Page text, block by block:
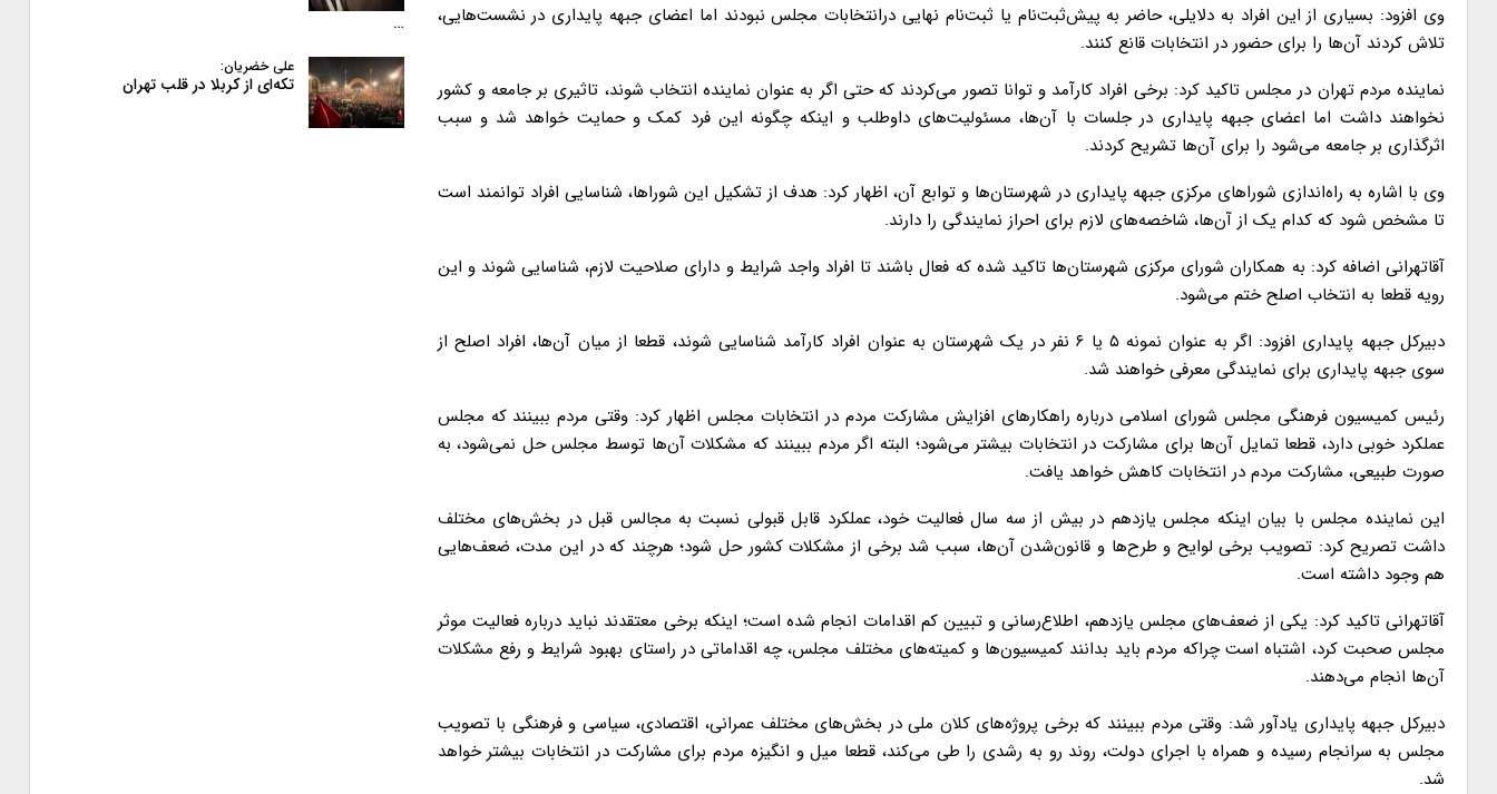
وی افزود: بسیاری از این افراد به دلایلی، حاضر به پیش‌ثبت‌نام یا ثبت‌نام نهایی درانتخابات مجلس نبودند اما اعضای جبهه پایداری در نشست‌هایی،
تلاش کردند آن‌ها را برای حضور در انتخابات قانع کنند.
نماینده مردم تهران در مجلس تاکید کرد: برخی افراد کارآمد و توانا تصور می‌کردند که حتی اگر به عنوان نماینده انتخاب شوند، تاثیری بر جامعه و کشور
نخواهند داشت اما اعضای جبهه پایداری در جلسات با آن‌ها، مسئولیت‌های داوطلب و اینکه چگونه این فرد کمک و حمایت خواهد شد و سبب
اثرگذاری بر جامعه می‌شود را برای آن‌ها تشریح کردند.
وی با اشاره به راه‌اندازی شوراهای مرکزی جبهه پایداری در شهرستان‌ها و توابع آن، اظهار کرد: هدف از تشکیل این شوراها، شناسایی افراد توانمند است
تا مشخص شود که کدام یک از آن‌ها، شاخصه‌های لازم برای احراز نمایندگی را دارند.
آقاتهرانی اضافه کرد: به همکاران شورای مرکزی شهرستان‌ها تاکید شده که فعال باشند تا افراد واجد شرایط و دارای صلاحیت لازم، شناسایی شوند و این
رویه قطعا به انتخاب اصلح ختم می‌شود.
دبیرکل جبهه پایداری افزود: اگر به عنوان نمونه ۵ یا ۶ نفر در یک شهرستان به عنوان افراد کارآمد شناسایی شوند، قطعا از میان آن‌ها، افراد اصلح از
سوی جبهه پایداری برای نمایندگی معرفی خواهند شد.
رئیس کمیسیون فرهنگی مجلس شورای اسلامی درباره راهکارهای افزایش مشارکت مردم در انتخابات مجلس اظهار کرد: وقتی مردم ببینند که مجلس
عملکرد خوبی دارد، قطعا تمایل آن‌ها برای مشارکت در انتخابات بیشتر می‌شود؛ البته اگر مردم ببینند که مشکلات آن‌ها توسط مجلس حل نمی‌شود، به
صورت طبیعی، مشارکت مردم در انتخابات کاهش خواهد یافت.
این نماینده مجلس با بیان اینکه مجلس یازدهم در بیش از سه سال فعالیت خود، عملکرد قابل قبولی نسبت به مجالس قبل در بخش‌های مختلف
داشت تصریح کرد: تصویب برخی لوایح و طرح‌ها و قانون‌شدن آن‌ها، سبب شد برخی از مشکلات کشور حل شود؛ هرچند که در این مدت، ضعف‌هایی
هم وجود داشته است.
آقاتهرانی تاکید کرد: یکی از ضعف‌های مجلس یازدهم، اطلاع‌رسانی و تبیین کم اقدامات انجام شده است؛ اینکه برخی معتقدند نباید درباره فعالیت موثر
مجلس صحبت کرد، اشتباه است چراکه مردم باید بدانند کمیسیون‌ها و کمیته‌های مختلف مجلس، چه اقداماتی در راستای بهبود شرایط و رفع مشکلات
آن‌ها انجام می‌دهند.
دبیرکل جبهه پایداری یادآور شد: وقتی مردم ببینند که برخی پروژه‌های کلان ملی در بخش‌های مختلف عمرانی، اقتصادی، سیاسی و فرهنگی با تصویب
مجلس به سرانجام رسیده و همراه با اجرای دولت، روند رو به رشدی را طی می‌کند، قطعا میل و انگیزه مردم برای مشارکت در انتخابات بیشتر خواهد
شد.
…
علی خضریان:
تکه‌ای از کربلا در قلب تهران